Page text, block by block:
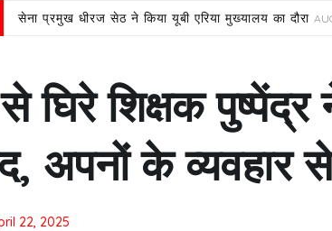
सेना प्रमुख धीरज सेठ ने किया यूबी एरिया मुख्यालय का दौरा
घिरे शिक्षक
अपनों के व्यवहार
22, 2025